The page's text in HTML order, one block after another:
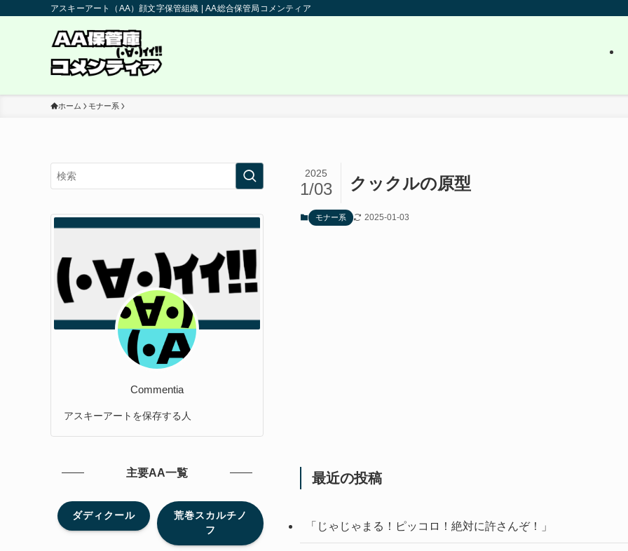
アスキーアート（AA）顔文字保管組織 | AA総合保管局コメンティア
ホーム モナー系
クックルの原型
2025
1/03
モナー系 2025-01-03
最近の投稿
「じゃじゃまる！ピッコロ！絶対に許さんぞ！」
Commentia
アスキーアートを保存する人
主要AA一覧
ダディクール
荒巻スカルチノ
フ